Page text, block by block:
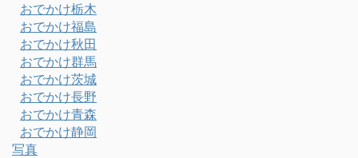
おでかけ栃木
おでかけ福島
おでかけ秋田
おでかけ群馬
おでかけ茨城
おでかけ長野
おでかけ青森
おでかけ静岡
写真